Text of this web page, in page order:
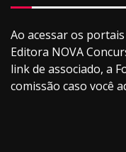
Ao acessar os
Editora NOVA
link de associado, a
comissão caso você